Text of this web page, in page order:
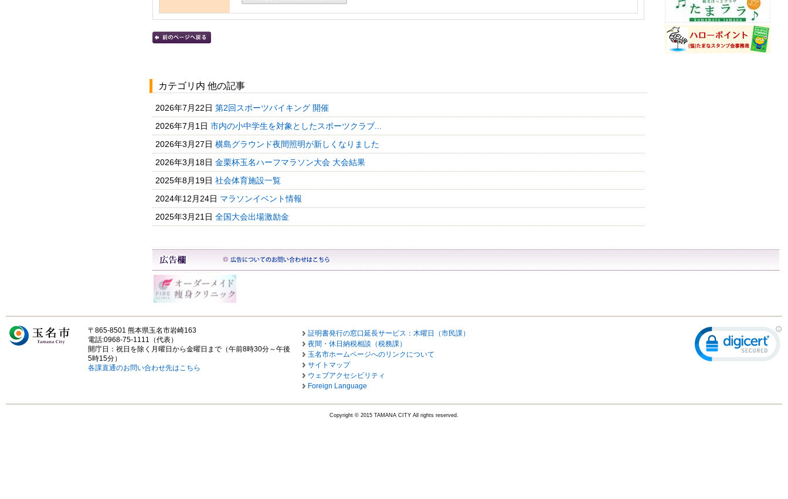
カテゴリ内 他の記事
2026年7月22日 第2回スポーツバイキング 開催
2026年7月1日 市内の小中学生を対象としたスポーツクラブ...
2026年3月27日 横島グラウンド夜間照明が新しくなりました
2026年3月18日 金栗杯玉名ハーフマラソン大会 大会結果
2025年8月19日 社会体育施設一覧
2024年12月24日 マラソンイベント情報
2025年3月21日 全国大会出場激励金
〒865-8501 熊本県玉名市岩崎163
電話:0968-75-1111（代表）
開庁日：祝日を除く月曜日から金曜日まで（午前8時30分～午後
5時15分）
各課直通のお問い合わせ先はこちら
証明書発行の窓口延長サービス：木曜日（市民課）
夜間・休日納税相談（税務課）
玉名市ホームページへのリンクについて
サイトマップ
ウェブアクセシビリティ
Foreign Language
Copyright © 2015 TAMANA CITY All rights reserved.